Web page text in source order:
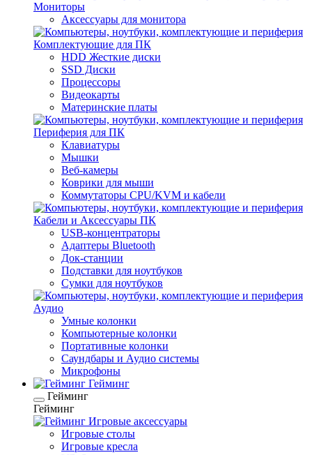
Мониторы
Аксессуары для монитора
Комплектующие для ПК
HDD Жесткие диски
SSD Диски
Процессоры
Видеокарты
Материнские платы
Периферия для ПК
Клавиатуры
Мышки
Веб-камеры
Коврики для мыши
Коммутаторы CPU/KVM и кабели
Кабели и Аксессуары ПК
USB-концентраторы
Адаптеры Bluetooth
Док-станции
Подставки для ноутбуков
Сумки для ноутбуков
Аудио
Умные колонки
Компьютерные колонки
Портативные колонки
Саундбары и Аудио системы
Микрофоны
Гейминг
Гейминг
Гейминг
Игровые аксессуары
Игровые столы
Игровые кресла